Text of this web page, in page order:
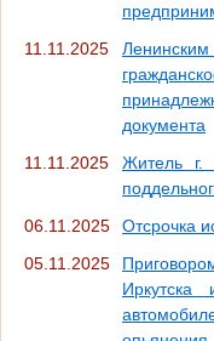
11.11.2025
документа
11.11.2025
Житель г.
06.11.2025
Отсрочка
05.11.2025
Иркутска